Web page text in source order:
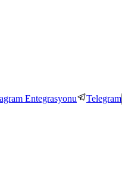
Entegrasyonu Telegram